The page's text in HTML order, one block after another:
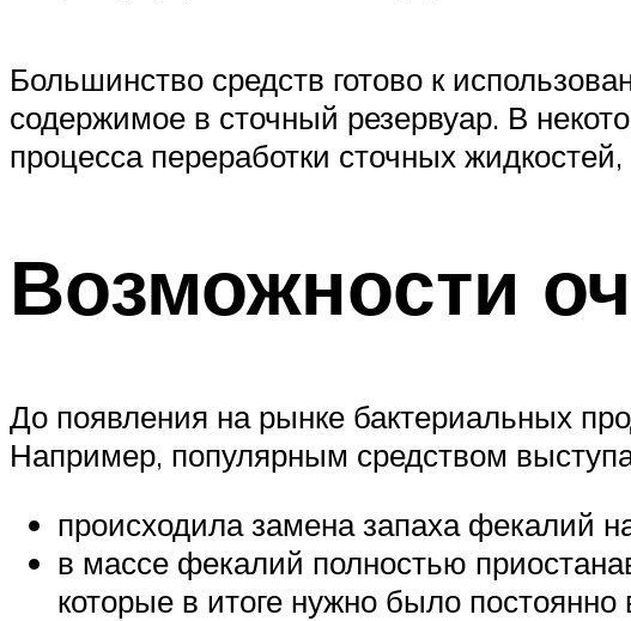
Большинство средств готово к
содержимое в сточный резервуар. В
процесса переработки сточных
Возможности
До появления на рынке бактериальных
Например, популярным средством
происходила замена запаха фекалий
в массе фекалий полностью
которые в итоге нужно было